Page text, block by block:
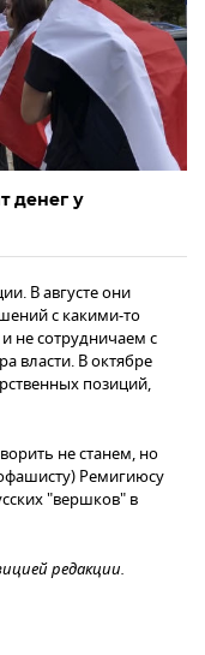
денег у
В августе они
с какими-то
не сотрудничаем с
власти. В октябре
позиций,
не станем, но
Ремигиюсу
"вершков" в
редакции.